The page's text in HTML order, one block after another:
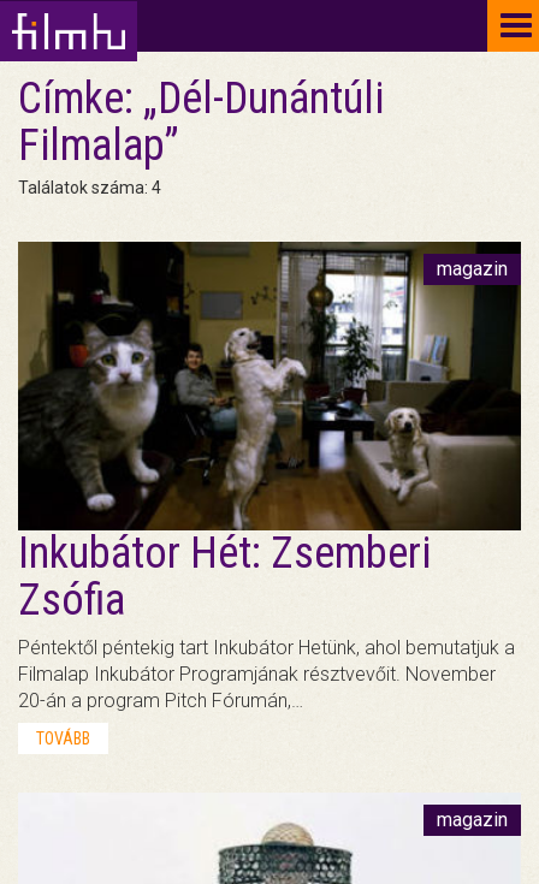
Címke: „Dél-Dunántúli
Filmalap”
Találatok száma: 4
magazin
Inkubátor Hét: Zsemberi
Zsófia
Péntektől péntekig tart Inkubátor Hetünk, ahol bemutatjuk a
Filmalap Inkubátor Programjának résztvevőit. November
20-án a program Pitch Fórumán,…
TOVÁBB
magazin